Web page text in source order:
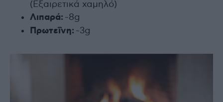
(Εξαιρετικά χαμηλό)
Λιπαρά: ~8g
Πρωτεΐνη: ~3g